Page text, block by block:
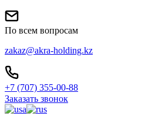
По всем вопросам
zakaz@akra-holding.kz
+7 (707) 355-00-88
Заказать звонок